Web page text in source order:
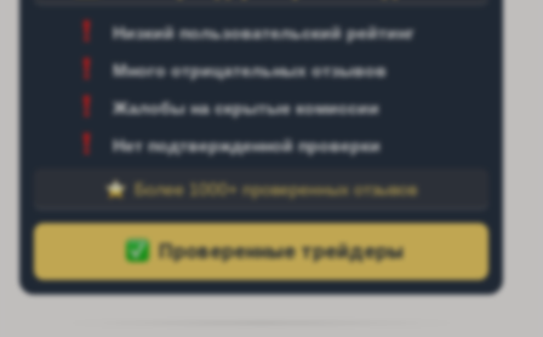
Низкий пользовательский рейтинг
Много отрицательных отзывов
Жалобы на скрытые комиссии
Нет подтвержденной проверки
Более 1000+ проверенных отзывов